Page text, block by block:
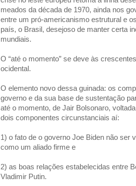
meados da década de 1970, ainda nos
entre um pró-americanismo estrutural e
país, o Brasil, desejoso de manter certa
mundiais.
O “até o momento” se deve às
ocidental.
O elemento novo dessa guinada: os
governo e da sua base de sustentação
até o momento, de Jair Bolsonaro,
dois componentes circunstanciais aí:
1) o fato de o governo Joe Biden não ser
como um aliado firme e
2) as boas relações estabelecidas entre
Vladimir Putin.